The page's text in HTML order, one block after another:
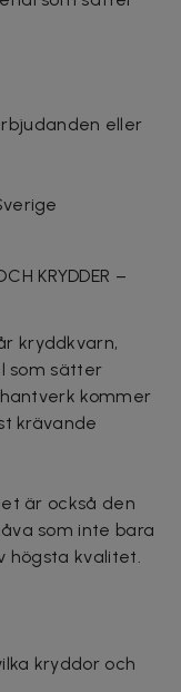
eller
KRYDDER –
kryddkvarn,
som sätter
kommer
krävande
är också den
som inte bara
högsta kvalitet.
kryddor och